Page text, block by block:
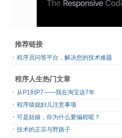
推荐链接
程序员问答平台，解决您的技术难题
程序人生热门文章
从P1到P7——我在淘宝这7年
程序猿媳妇儿注意事项
可是姑娘，你为什么要编程呢？
技术的正宗与野路子